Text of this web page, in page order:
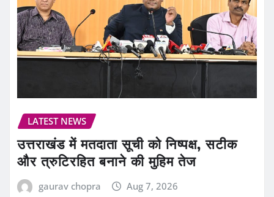
LATEST NEWS
उत्तराखंड में मतदाता सूची को निष्पक्ष, सटीक
और त्रुटिरहित बनाने की मुहिम तेज
gaurav chopra Aug 7, 2026